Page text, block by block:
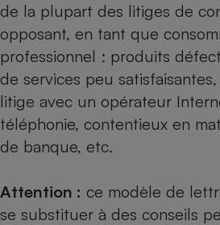
de la plupart des litiges de
opposant, en tant que
professionnel : produits
de services peu
litige avec un opérateur
téléphonie, contentieux en
de banque, etc.
Attention : ce modèle de
se substituer à des conseils